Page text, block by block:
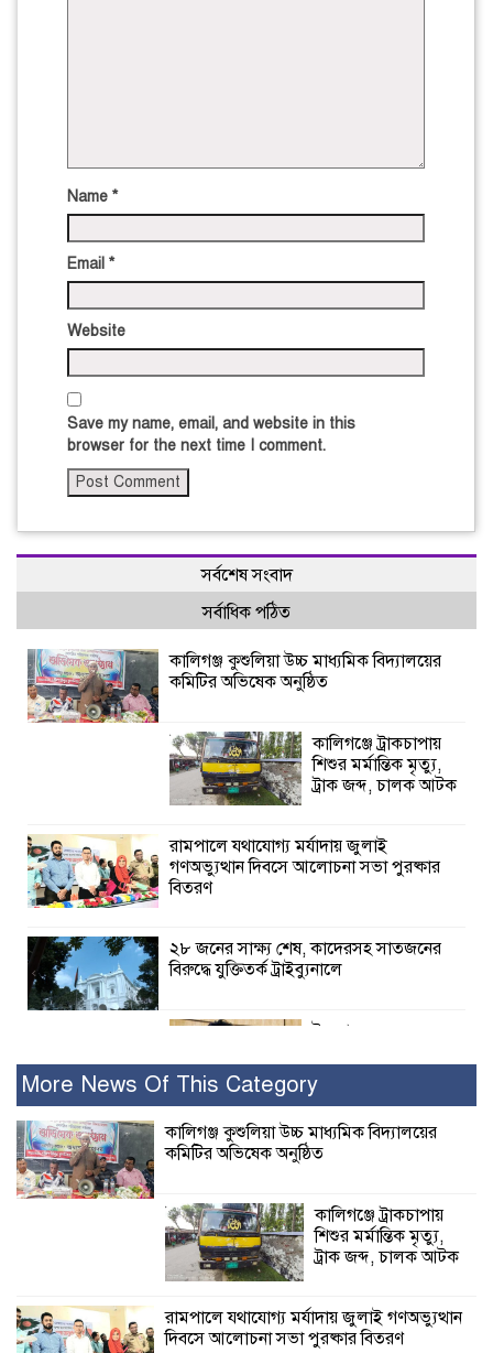
Name *
Email *
Website
Save my name, email, and website in this
browser for the next time I comment.
সর্বশেষ সংবাদ
সর্বাধিক পঠিত
কালিগঞ্জ কুশুলিয়া উচ্চ মাধ্যমিক বিদ্যালয়ের
কমিটির অভিষেক অনুষ্ঠিত
কালিগঞ্জে ট্রাকচাপায়
শিশুর মর্মান্তিক মৃত্যু,
ট্রাক জব্দ, চালক আটক
রামপালে যথাযোগ্য মর্যাদায় জুলাই
গণঅভ্যুত্থান দিবসে আলোচনা সভা পুরষ্কার
বিতরণ
২৮ জনের সাক্ষ্য শেষ, কাদেরসহ সাতজনের
বিরুদ্ধে যুক্তিতর্ক ট্রাইব্যুনালে
ইসলামের সবচেয়ে
নুর
পাঁচ মাসে সরকারের দোষ দিচ্ছেন, আপনারা
কালিগঞ্জে নিখোঁজ জেলের মরদেহ অবশেষে
মিলল ইছামতী নদীতে
শ্রীউলা ইউনিয়ন
More News Of This Category
কালিগঞ্জ কুশুলিয়া উচ্চ মাধ্যমিক বিদ্যালয়ের
কমিটির অভিষেক অনুষ্ঠিত
কালিগঞ্জে ট্রাকচাপায়
শিশুর মর্মান্তিক মৃত্যু,
ট্রাক জব্দ, চালক আটক
রামপালে যথাযোগ্য মর্যাদায় জুলাই গণঅভ্যুত্থান
দিবসে আলোচনা সভা পুরষ্কার বিতরণ